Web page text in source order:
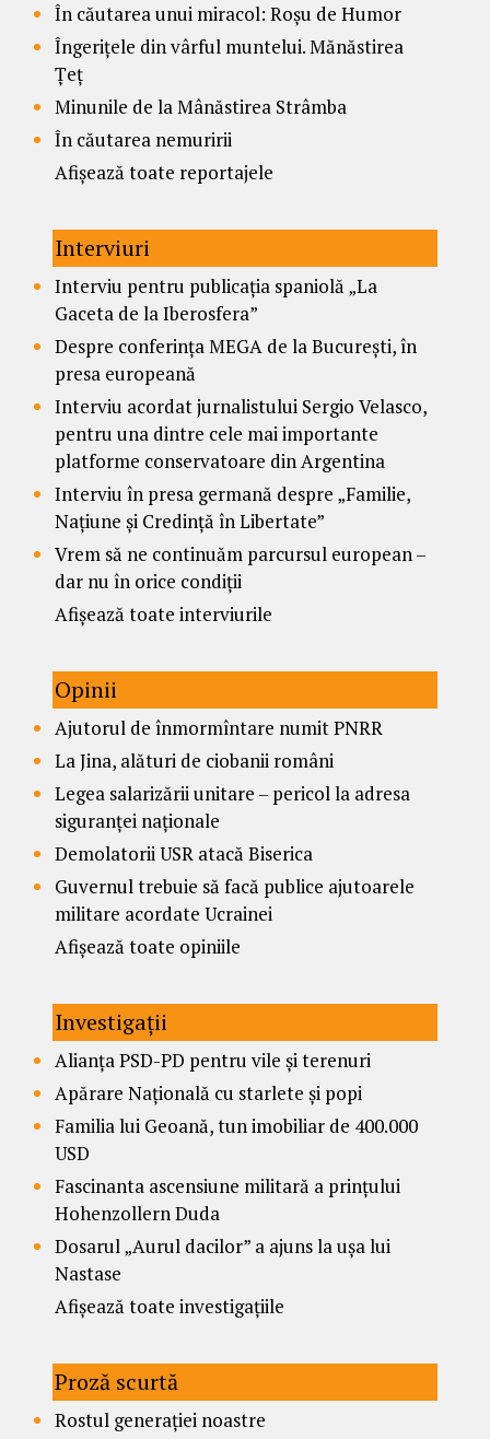
În căutarea unui miracol: Roșu de Humor
Îngerițele din vârful muntelui. Mănăstirea
Țeț
Minunile de la Mânăstirea Strâmba
În căutarea nemuririi
Afișează toate reportajele
Interviuri
Interviu pentru publicația spaniolă „La
Gaceta de la Iberosfera”
Despre conferința MEGA de la București, în
presa europeană
Interviu acordat jurnalistului Sergio Velasco,
pentru una dintre cele mai importante
platforme conservatoare din Argentina
Interviu în presa germană despre „Familie,
Națiune și Credință în Libertate”
Vrem să ne continuăm parcursul european –
dar nu în orice condiții
Afișează toate interviurile
Opinii
Ajutorul de înmormîntare numit PNRR
La Jina, alături de ciobanii români
Legea salarizării unitare – pericol la adresa
siguranței naționale
Demolatorii USR atacă Biserica
Guvernul trebuie să facă publice ajutoarele
militare acordate Ucrainei
Afișează toate opiniile
Investigații
Alianța PSD-PD pentru vile și terenuri
Apărare Națională cu starlete și popi
Familia lui Geoană, tun imobiliar de 400.000
USD
Fascinanta ascensiune militară a prințului
Hohenzollern Duda
Dosarul „Aurul dacilor” a ajuns la ușa lui
Nastase
Afișează toate investigațiile
Proză scurtă
Rostul generației noastre